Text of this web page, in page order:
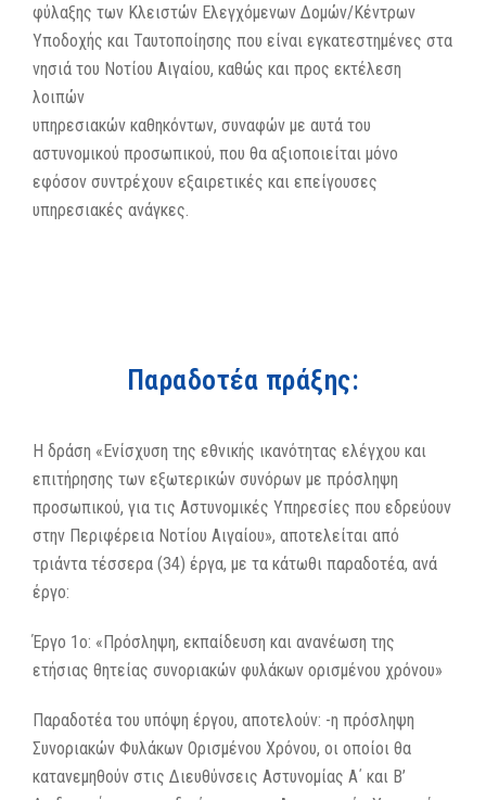
φύλαξης των Κλειστών Ελεγχόμενων Δομών/Κέντρων
Υποδοχής και Ταυτοποίησης που είναι εγκατεστημένες στα
νησιά του Νοτίου Αιγαίου, καθώς και προς εκτέλεση
λοιπών
υπηρεσιακών καθηκόντων, συναφών με αυτά του
αστυνομικού προσωπικού, που θα αξιοποιείται μόνο
εφόσον συντρέχουν εξαιρετικές και επείγουσες
υπηρεσιακές ανάγκες.
Παραδοτέα πράξης:
Η δράση «Ενίσχυση της εθνικής ικανότητας ελέγχου και
επιτήρησης των εξωτερικών συνόρων με πρόσληψη
προσωπικού, για τις Αστυνομικές Υπηρεσίες που εδρεύουν
στην Περιφέρεια Νοτίου Αιγαίου», αποτελείται από
τριάντα τέσσερα (34) έργα, με τα κάτωθι παραδοτέα, ανά
έργο:
Έργο 1ο: «Πρόσληψη, εκπαίδευση και ανανέωση της
ετήσιας θητείας συνοριακών φυλάκων ορισμένου χρόνου»
Παραδοτέα του υπόψη έργου, αποτελούν: -η πρόσληψη
Συνοριακών Φυλάκων Ορισμένου Χρόνου, οι οποίοι θα
κατανεμηθούν στις Διευθύνσεις Αστυνομίας Α΄ και Β’